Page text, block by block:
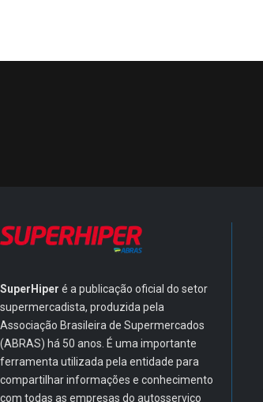
SuperHiper é a publicação oficial do setor
supermercadista, produzida pela
Associação Brasileira de Supermercados
(ABRAS) há 50 anos. É uma importante
ferramenta utilizada pela entidade para
compartilhar informações e conhecimento
com todas as empresas do autosserviço